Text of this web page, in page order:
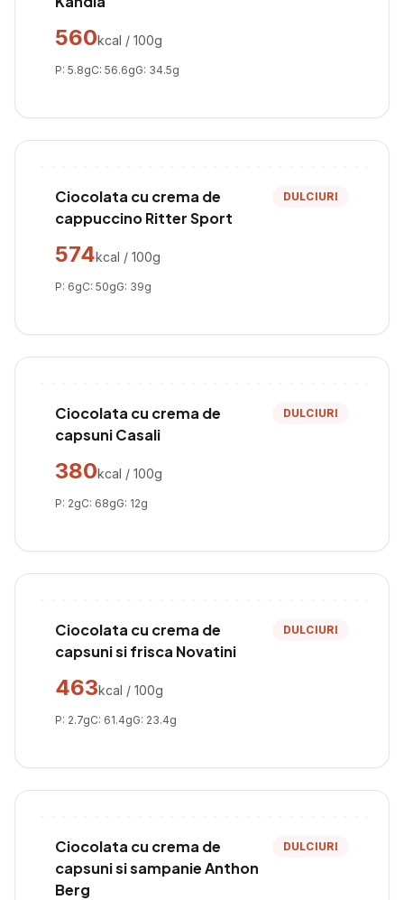
560kcal / 100g
P: 5.8gC: 56.6gG: 34.5g
Ciocolata cu crema de
cappuccino Ritter Sport
DULCIURI
574kcal / 100g
P: 6gC: 50gG: 39g
Ciocolata cu crema de
capsuni Casali
DULCIURI
380kcal / 100g
P: 2gC: 68gG: 12g
Ciocolata cu crema de
capsuni si frisca Novatini
DULCIURI
463kcal / 100g
P: 2.7gC: 61.4gG: 23.4g
Ciocolata cu crema de
capsuni si sampanie Anthon
Berg
DULCIURI